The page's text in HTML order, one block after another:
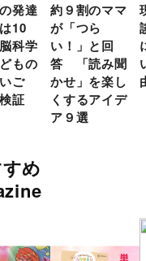
発達
10
科学
もの
ご
証
約９割のママ
が「つら
い！」と回
答 「読み聞
かせ」を楽し
くするアイデ
ア９選
め